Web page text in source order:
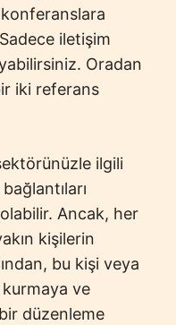
iletişim
Oradan
iki referans
ilgili
Ancak, her
kişilerin
bu kişi veya
ve
düzenleme